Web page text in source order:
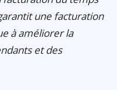
une facturation
à améliorer la
et des